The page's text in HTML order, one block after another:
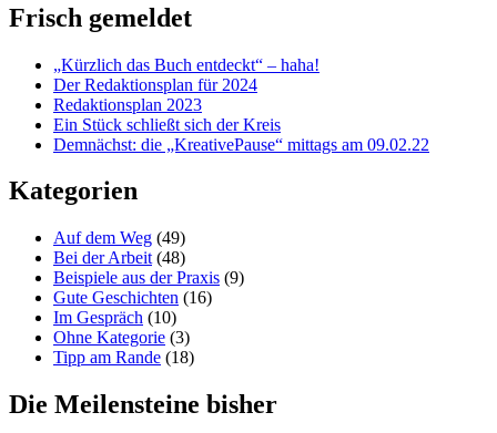
Frisch gemeldet
„Kürzlich das Buch entdeckt“ – haha!
Der Redaktionsplan für 2024
Redaktionsplan 2023
Ein Stück schließt sich der Kreis
Demnächst: die „KreativePause“ mittags am 09.02.22
Kategorien
Auf dem Weg (49)
Bei der Arbeit (48)
Beispiele aus der Praxis (9)
Gute Geschichten (16)
Im Gespräch (10)
Ohne Kategorie (3)
Tipp am Rande (18)
Die Meilensteine bisher